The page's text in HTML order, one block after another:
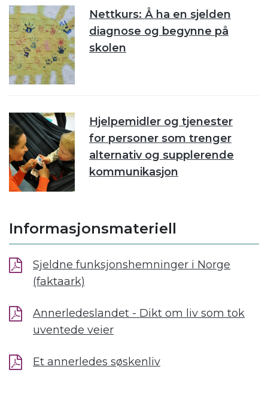
Nettkurs: Å ha en sjelden
diagnose og begynne på
skolen
Hjelpemidler og tjenester
for personer som trenger
alternativ og supplerende
kommunikasjon
Informasjonsmateriell
Sjeldne funksjonshemninger i Norge
(faktaark)
Annerledeslandet - Dikt om liv som tok
uventede veier
Et annerledes søskenliv